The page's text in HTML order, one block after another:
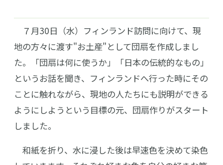
７月30日（水）フィンランド訪問に向けて、現
地の方々に渡す"お土産"として団扇を作成しまし
た。「団扇は何に使うか」「日本の伝統的なもの」
というお話を聞き、フィンランドへ行った時にその
ことに触れながら、現地の人たちにも説明ができる
ようにしようという目標の元、団扇作りがスタート
しました。
和紙を折り、水に浸した後は早速色を決めて染色